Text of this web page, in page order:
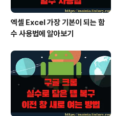
엑셀 Excel 가장 기본이 되는 함
수 사용법에 알아보기